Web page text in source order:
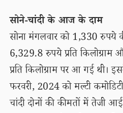
सोने-चांदी के आज के दाम
सोना मंगलवार को 1,330 रुपये
6,329.8 रुपये प्रति
प्रति किलोग्राम पर आ गई थी।
फरवरी, 2024 को मल्टी
चांदी दोनों की कीमतों में तेजी